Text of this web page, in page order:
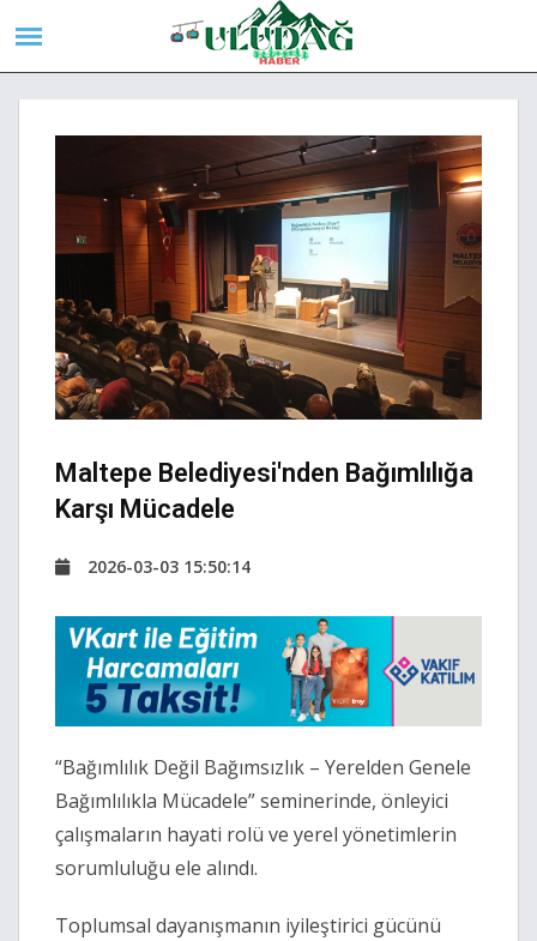
Maltepe Belediyesi'nden Bağımlılığa
Karşı Mücadele
2026-03-03 15:50:14
“Bağımlılık Değil Bağımsızlık – Yerelden Genele
Bağımlılıkla Mücadele” seminerinde, önleyici
çalışmaların hayati rolü ve yerel yönetimlerin
sorumluluğu ele alındı.
Toplumsal dayanışmanın iyileştirici gücünü